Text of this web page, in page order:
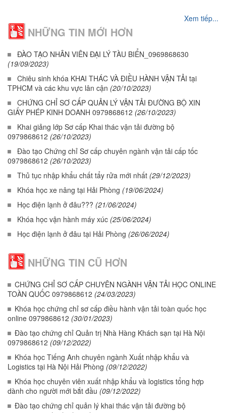
Xem tiếp...
NHỮNG TIN MỚI HƠN
ĐÀO TẠO NHÂN VIÊN ĐẠI LÝ TÀU BIỂN_0969868630
(19/09/2023)
Chiêu sinh khóa KHAI THÁC VÀ ĐIỀU HÀNH VẬN TẢI tại
TPHCM và các khu vực lân cận (20/10/2023)
CHỨNG CHỈ SƠ CẤP QUẢN LÝ VẬN TẢI ĐƯỜNG BỘ XIN
GIẤY PHÉP KINH DOANH 0979868612 (26/10/2023)
Khai giảng lớp Sơ cấp Khai thác vận tải đường bộ
0979868612 (26/10/2023)
Đào tạo Chứng chỉ Sơ cấp chuyên ngành vận tải cấp tốc
0979868612 (26/10/2023)
Thủ tục nhập khẩu chất tẩy rửa mới nhất (29/12/2023)
Khóa học xe nâng tại Hải Phòng (19/06/2024)
Học điện lạnh ở đâu??? (21/06/2024)
Khóa học vận hành máy xúc (25/06/2024)
Học điện lạnh ở đâu tại Hải Phòng (26/06/2024)
NHỮNG TIN CŨ HƠN
CHỨNG CHỈ SƠ CẤP CHUYÊN NGÀNH VẬN TẢI HỌC ONLINE
TOÀN QUỐC 0979868612 (24/03/2023)
Khóa học chứng chỉ sơ cấp điều hành vận tải toàn quốc học
online 0979868612 (30/01/2023)
Đào tạo chứng chỉ Quản trị Nhà Hàng Khách sạn tại Hà Nội
0979868612 (09/12/2022)
Khóa học Tiếng Anh chuyên ngành Xuất nhập khẩu và
Logistics tại Hà Nội Hải Phòng (09/12/2022)
Khóa học chuyên viên xuất nhập khẩu và logistics tổng hợp
dành cho người mới bắt đầu (09/12/2022)
Đào tạo chứng chỉ quản lý khai thác vận tải đường bộ